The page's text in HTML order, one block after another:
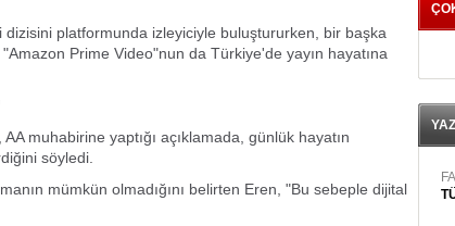
platformunda izleyiciyle buluştururken, bir başka
Prime Video"nun da Türkiye'de yayın hayatına
muhabirine yaptığı açıklamada, günlük hayatın
söyledi.
mümkün olmadığını belirten Eren, "Bu sebeple dijital